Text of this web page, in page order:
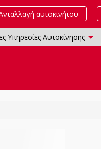
αυτοκινήτου
Υπηρεσίες Αυτοκίνησης